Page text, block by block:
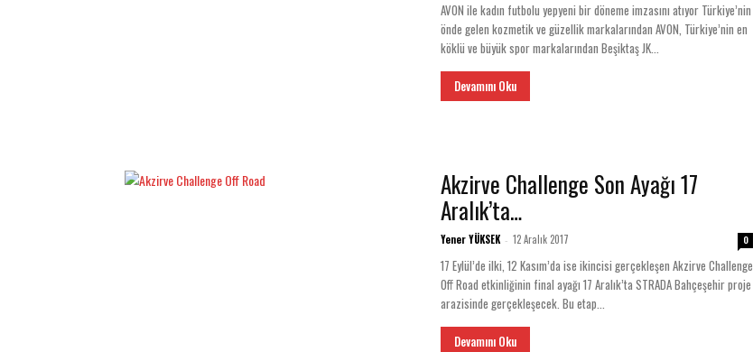
AVON ile kadın futbolu yepyeni bir döneme imzasını atıyor Türkiye’nin
önde gelen kozmetik ve güzellik markalarından AVON, Türkiye’nin en
köklü ve büyük spor markalarından Beşiktaş JK...
Devamını Oku
Akzirve Challenge Son Ayağı 17
Aralık’ta…
Yener YÜKSEK - 12 Aralık 2017 0
17 Eylül’de ilki, 12 Kasım’da ise ikincisi gerçekleşen Akzirve Challenge
Off Road etkinliğinin final ayağı 17 Aralık’ta STRADA Bahçeşehir proje
arazisinde gerçekleşecek. Bu etap...
Devamını Oku